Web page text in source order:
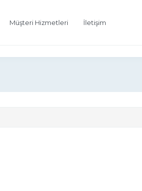
Müşteri Hizmetleri İletişim